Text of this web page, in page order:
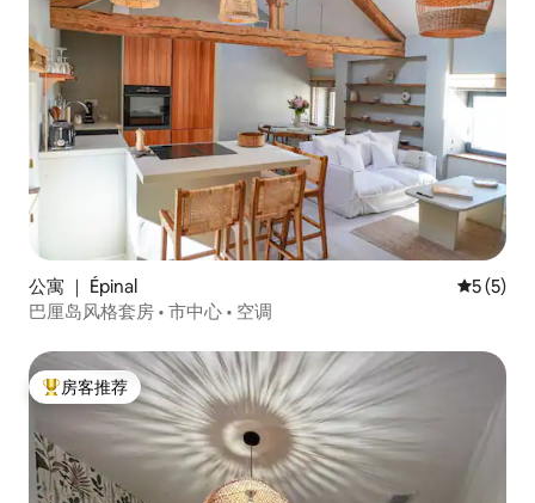
公寓 ｜ Épinal 平均评分
5 (5)
巴厘岛风格套房 • 市中心 • 空调
热门「房客推荐」
房客推荐